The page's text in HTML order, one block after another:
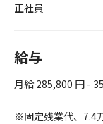
正社員
給与
月給 285,800 円 -
※固定残業代、7.4